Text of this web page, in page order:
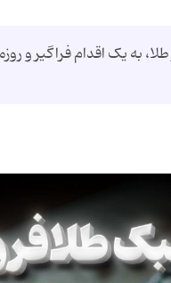
به یک اقدام فراگیر و